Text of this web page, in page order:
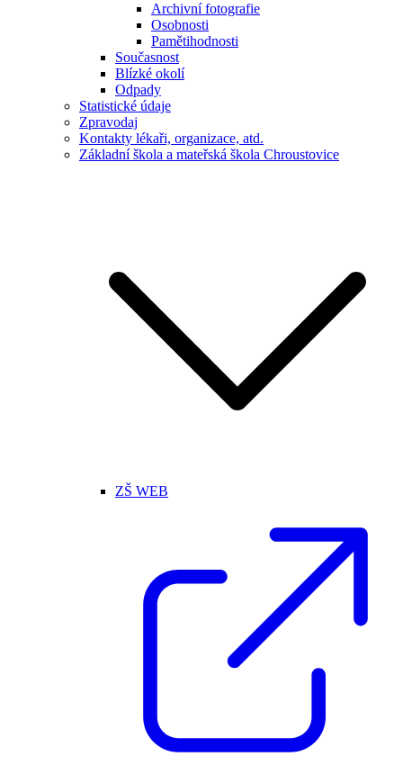
Archivní fotografie
Osobnosti
Pamětihodnosti
Současnost
Blízké okolí
Odpady
Statistické údaje
Zpravodaj
Kontakty lékaři, organizace, atd.
Základní škola a mateřská škola Chroustovice
ZŠ WEB